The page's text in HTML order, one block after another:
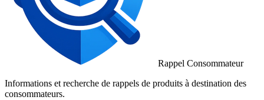
Rappel Consommateur
Informations et recherche de rappels de produits à destination des
consommateurs.